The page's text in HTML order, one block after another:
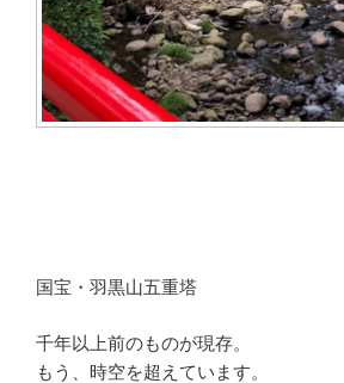
国宝・羽黒山五重塔
千年以上前のものが現存。
もう、時空を超えています。